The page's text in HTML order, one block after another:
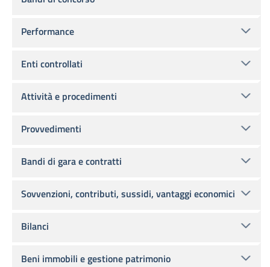
Performance
Enti controllati
Attività e procedimenti
Provvedimenti
Bandi di gara e contratti
Sovvenzioni, contributi, sussidi, vantaggi economici
Bilanci
Beni immobili e gestione patrimonio